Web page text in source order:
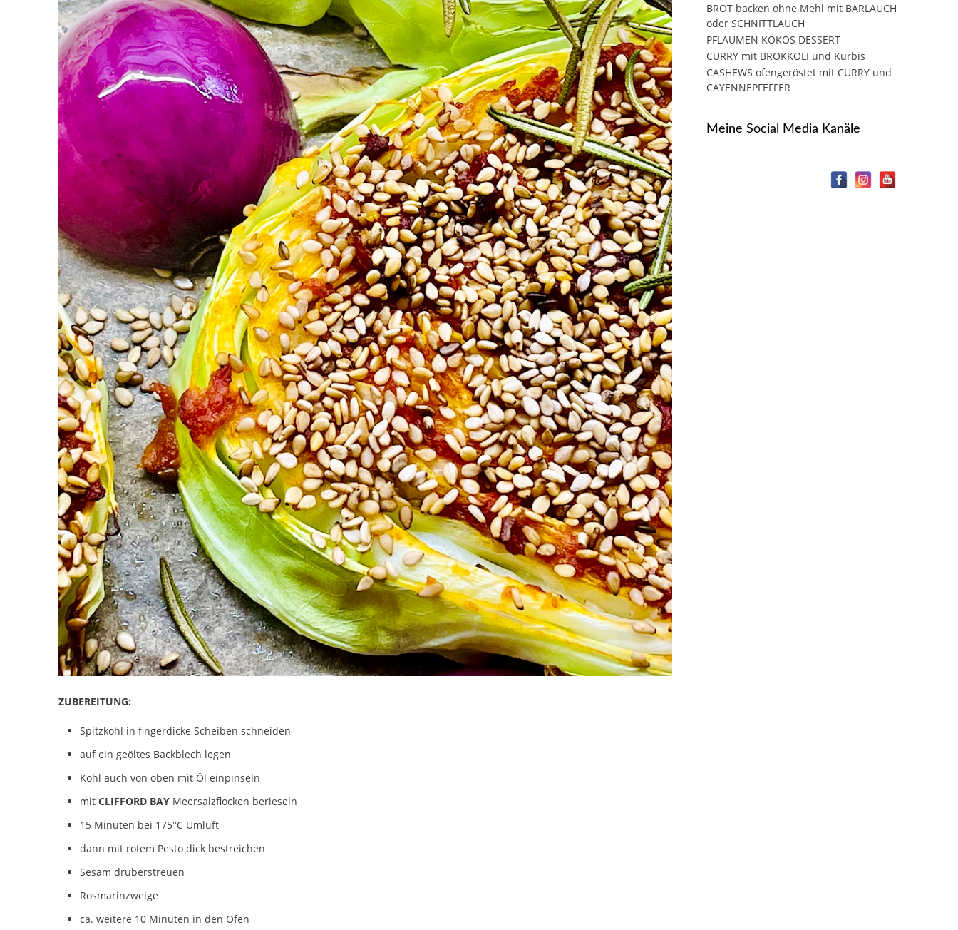
ZUBEREITUNG:
Spitzkohl in fingerdicke Scheiben schneiden
auf ein geöltes Backblech legen
Kohl auch von oben mit Öl einpinseln
mit CLIFFORD BAY Meersalzflocken berieseln
15 Minuten bei 175°C Umluft
dann mit rotem Pesto dick bestreichen
Sesam drüberstreuen
Rosmarinzweige
ca. weitere 10 Minuten in den Ofen
BROT backen ohne Mehl mit BÄRLAUCH
oder SCHNITTLAUCH
PFLAUMEN KOKOS DESSERT
CURRY mit BROKKOLI und Kürbis
CASHEWS ofengeröstet mit CURRY und
CAYENNEPFEFFER
Meine Social Media Kanäle